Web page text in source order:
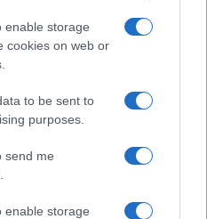
enable storage
cookies on web or
to be sent to
purposes.
send me
enable storage